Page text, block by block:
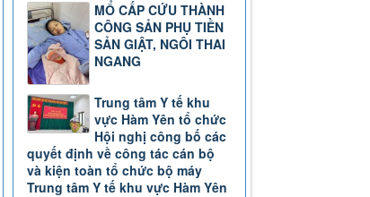
MỔ CẤP CỨU THÀNH
CÔNG SẢN PHỤ TIỀN
SẢN GIẬT, NGÔI THAI
NGANG
Trung tâm Y tế khu
vực Hàm Yên tổ chức
Hội nghị công bố các
quyết định về công tác cán bộ
và kiện toàn tổ chức bộ máy
Trung tâm Y tế khu vực Hàm Yên